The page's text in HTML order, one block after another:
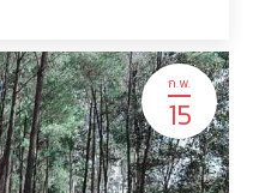
ก.พ.
15